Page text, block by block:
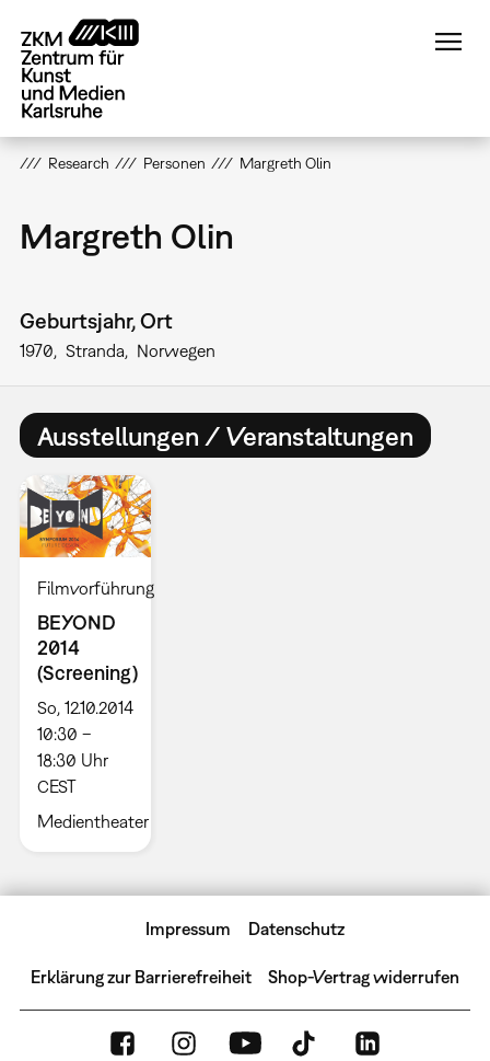
zum
Inhalt
Research Personen Margreth Olin
Margreth Olin
Geburtsjahr, Ort
1970 Stranda Norwegen
Ausstellungen / Veranstaltungen
Filmvorführung
BEYOND
2014
(Screening)
So, 12.10.2014
10:30 –
18:30 Uhr
CEST
Medientheater
Impressum Datenschutz
Erklärung zur Barrierefreiheit Shop-Vertrag widerrufen